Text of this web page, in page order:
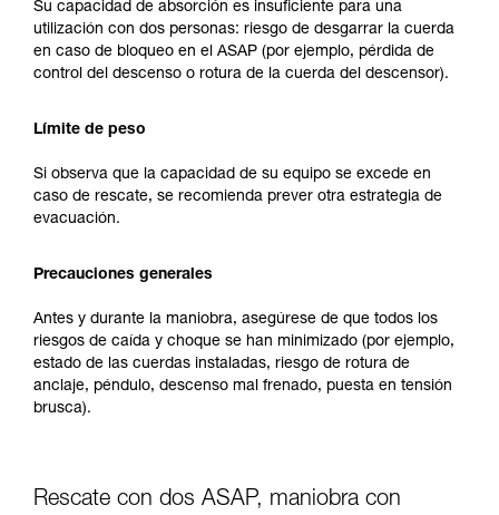
Su capacidad de absorción es insuficiente para una
utilización con dos personas: riesgo de desgarrar la cuerda
en caso de bloqueo en el ASAP (por ejemplo, pérdida de
control del descenso o rotura de la cuerda del descensor).
Límite de peso
Si observa que la capacidad de su equipo se excede en
caso de rescate, se recomienda prever otra estrategia de
evacuación.
Precauciones generales
Antes y durante la maniobra, asegúrese de que todos los
riesgos de caída y choque se han minimizado (por ejemplo,
estado de las cuerdas instaladas, riesgo de rotura de
anclaje, péndulo, descenso mal frenado, puesta en tensión
brusca).
Rescate con dos ASAP, maniobra con